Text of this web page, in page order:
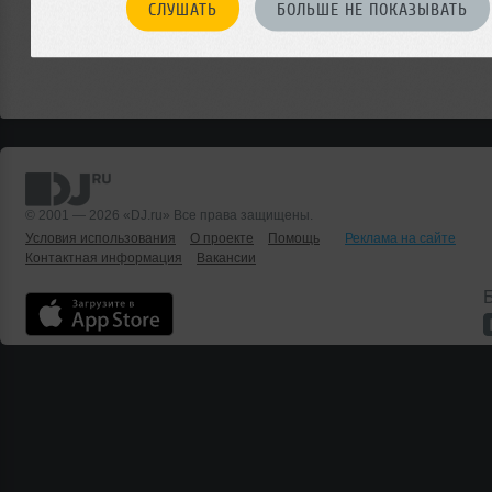
СЛУШАТЬ БОЛЬШЕ НЕ ПОКАЗЫВАТЬ
© 2001 — 2026 «DJ.ru» Все права защищены.
Условия использования
О проекте Помощь
Реклама на сайте
Контактная информация
Вакансии